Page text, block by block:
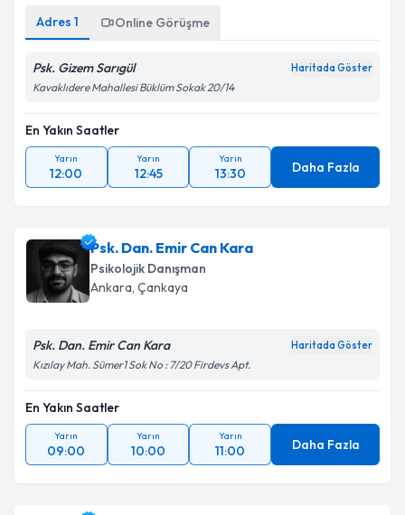
Adres 1 Online Görüşme
Psk. Gizem Sarıgül Haritada Göster
Kavaklıdere Mahallesi Büklüm Sokak 20/14
En Yakın Saatler
Yarın
12:00
Yarın
12:45
Yarın
13:30 Daha Fazla
Psk. Dan. Emir Can Kara
Psikolojik Danışman
Ankara, Çankaya
Psk. Dan. Emir Can Kara Haritada Göster
Kızılay Mah. Sümer1 Sok No : 7/20 Firdevs Apt.
En Yakın Saatler
Yarın
09:00
Yarın
10:00
Yarın
11:00 Daha Fazla